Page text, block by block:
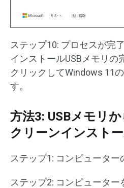
ステップ10: プロセスが完
インストールUSBメモリの
クリックしてWindows 11
す。
方法3: USBメモリ
クリーンインスト
ステップ1: コンピューター
ステップ2: コンピューター